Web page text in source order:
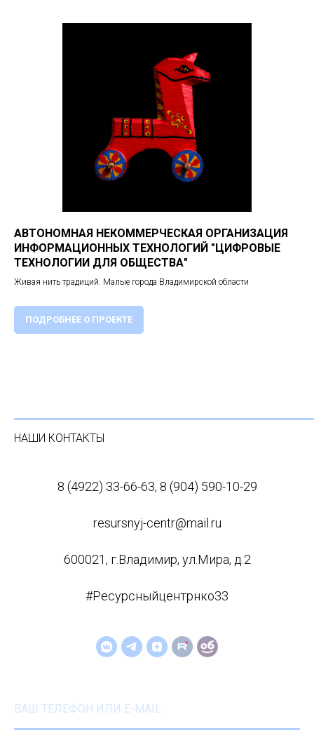
АВТОНОМНАЯ НЕКОММЕРЧЕСКАЯ ОРГАНИЗАЦИЯ
ИНФОРМАЦИОННЫХ ТЕХНОЛОГИЙ "ЦИФРОВЫЕ
ТЕХНОЛОГИИ ДЛЯ ОБЩЕСТВА"
Живая нить традиций. Малые города Владимирской области
ПОДРОБНЕЕ О ПРОЕКТЕ
НАШИ КОНТАКТЫ
8 (4922) 33-66-63, 8 (904) 590-10-29
resursnyj-centr@mail.ru
600021, г.Владимир, ул.Мира, д.2
#Ресурсныйцентрнко33
ВАШ ТЕЛЕФОН ИЛИ E-MAIL